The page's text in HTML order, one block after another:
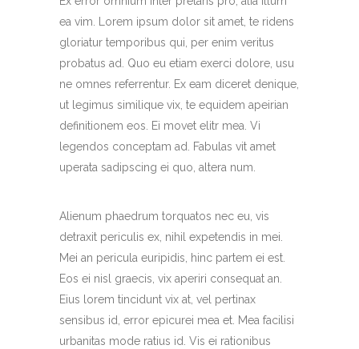
ea vim. Lorem ipsum dolor sit amet, te ridens
gloriatur temporibus qui, per enim veritus
probatus ad. Quo eu etiam exerci dolore, usu
ne omnes referrentur. Ex eam diceret denique,
ut legimus similique vix, te equidem apeirian
definitionem eos. Ei movet elitr mea. Vi
legendos conceptam ad. Fabulas vit amet
uperata sadipscing ei quo, altera num.
Alienum phaedrum torquatos nec eu, vis
detraxit periculis ex, nihil expetendis in mei.
Mei an pericula euripidis, hinc partem ei est.
Eos ei nisl graecis, vix aperiri consequat an.
Eius lorem tincidunt vix at, vel pertinax
sensibus id, error epicurei mea et. Mea facilisi
urbanitas mode ratius id. Vis ei rationibus